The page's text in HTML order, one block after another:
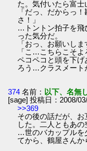
た。気付いたら富士
「だっ、だからっ
さ！」
…トントン拍子を飛
った気分だ。
「おっ、お願いし
「こ…こちらこそ
ペコペコと頭を下
ろう…クラスメート
374 名前： 以下、名無
[sage] 投稿日：2008/
>>369
その後の話だが、
した。二人ともあの
…世のバカップルを
てから、鶴屋さんか